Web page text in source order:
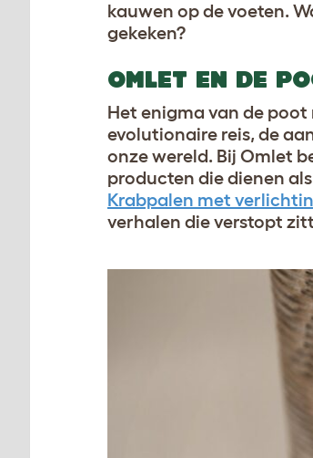
kauwen op de voeten.
gekeken?
OMLET EN DE
Het enigma van de
evolutionaire reis, de
onze wereld. Bij Omlet
producten die dienen
Krabpalen met
verhalen die verstopt